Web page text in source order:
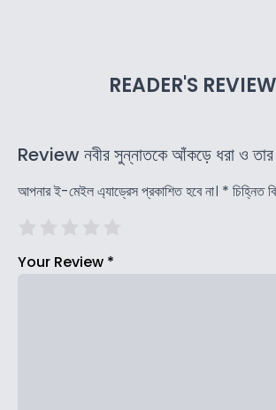
READER'S
Review নবীর সুন্নাতকে আঁকড়ে ধরা ও তার
আপনার ই-মেইল এ্যাড্রেস প্রকাশিত হবে না। * চিহ্নিত
Your Review *